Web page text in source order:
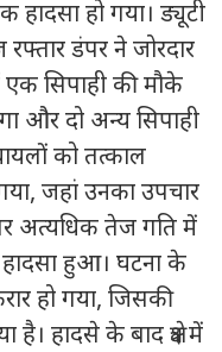
हादसा हो गया। ड्यूटी
डंपर ने जोरदार
सिपाही की मौके
और दो अन्य सिपाही
को तत्काल
जहां उनका उपचार
अत्यधिक तेज गति में
हुआ। घटना के
हो गया, जिसकी
हादसे के बाद क्षेत्र में